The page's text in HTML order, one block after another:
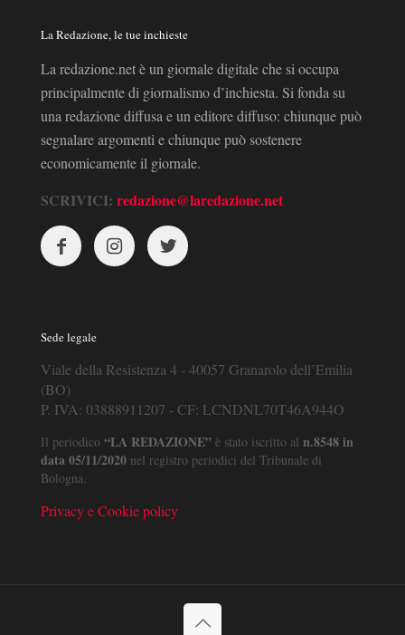
La Redazione, le tue inchieste
La redazione.net è un giornale digitale che si occupa
principalmente di giornalismo d’inchiesta. Si fonda su
una redazione diffusa e un editore diffuso: chiunque può
segnalare argomenti e chiunque può sostenere
economicamente il giornale.
SCRIVICI: redazione@laredazione.net
Sede legale
Viale della Resistenza 4 - 40057 Granarolo dell’Emilia
(BO)
P. IVA: 03888911207 - CF: LCNDNL70T46A944O
Il periodico “LA REDAZIONE” è stato iscritto al n.8548 in
data 05/11/2020 nel registro periodici del Tribunale di
Bologna.
Privacy e Cookie policy